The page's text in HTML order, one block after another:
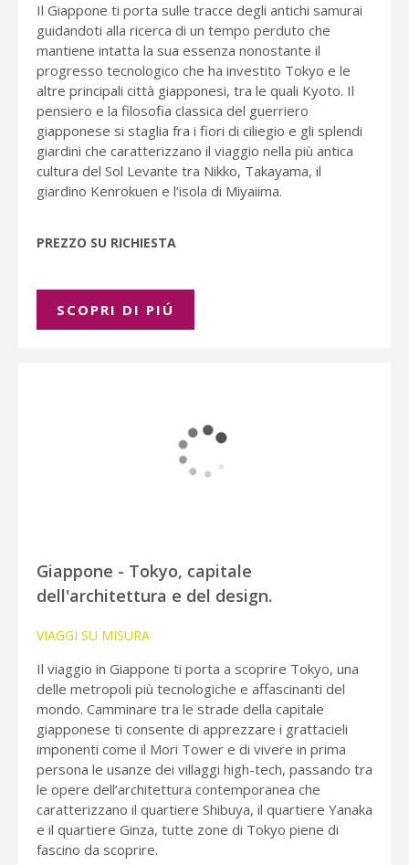
Il Giappone ti porta sulle tracce degli antichi samurai
guidandoti alla ricerca di un tempo perduto che
mantiene intatta la sua essenza nonostante il
progresso tecnologico che ha investito Tokyo e le
altre principali città giapponesi, tra le quali Kyoto. Il
pensiero e la filosofia classica del guerriero
giapponese si staglia fra i fiori di ciliegio e gli splendi
giardini che caratterizzano il viaggio nella più antica
cultura del Sol Levante tra Nikko, Takayama, il
giardino Kenrokuen e l’isola di Miyaiima.
PREZZO SU RICHIESTA
SCOPRI DI PIÚ
Giappone - Tokyo, capitale
dell'architettura e del design.
VIAGGI SU MISURA
Il viaggio in Giappone ti porta a scoprire Tokyo, una
delle metropoli più tecnologiche e affascinanti del
mondo. Camminare tra le strade della capitale
giapponese ti consente di apprezzare i grattacieli
imponenti come il Mori Tower e di vivere in prima
persona le usanze dei villaggi high-tech, passando tra
le opere dell’architettura contemporanea che
caratterizzano il quartiere Shibuya, il quartiere Yanaka
e il quartiere Ginza, tutte zone di Tokyo piene di
fascino da scoprire.